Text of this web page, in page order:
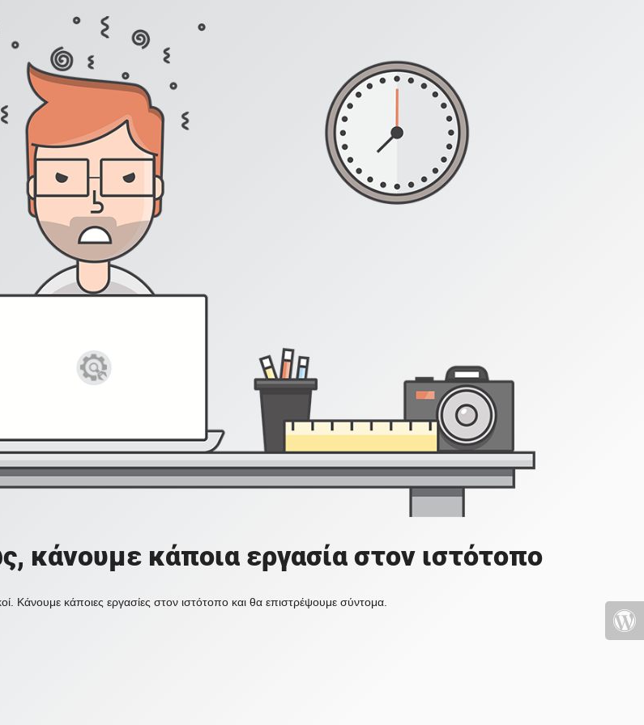
κάνουμε κάποια εργασία στον ιστότοπο
Κάνουμε κάποιες εργασίες στον ιστότοπο και θα επιστρέψουμε σύντομα.